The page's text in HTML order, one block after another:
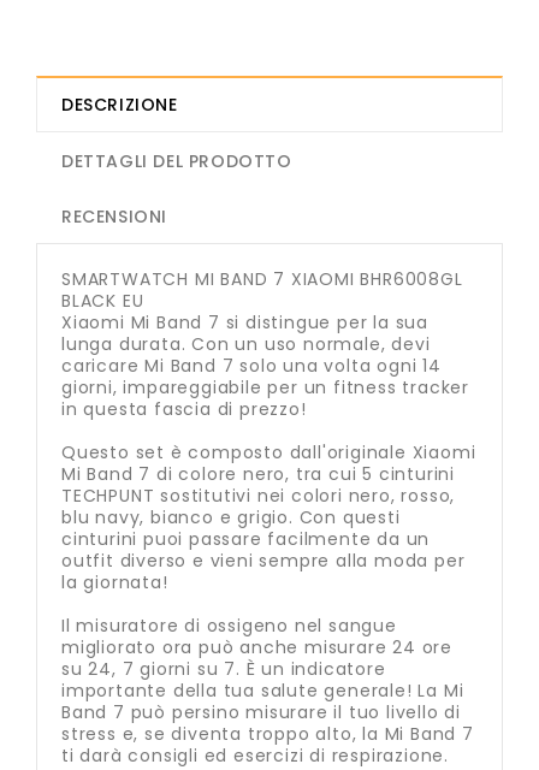
DESCRIZIONE
DETTAGLI DEL PRODOTTO
RECENSIONI
SMARTWATCH MI BAND 7 XIAOMI BHR6008GL
BLACK EU
Xiaomi Mi Band 7 si distingue per la sua
lunga durata. Con un uso normale, devi
caricare Mi Band 7 solo una volta ogni 14
giorni, impareggiabile per un fitness tracker
in questa fascia di prezzo!
Questo set è composto dall'originale Xiaomi
Mi Band 7 di colore nero, tra cui 5 cinturini
TECHPUNT sostitutivi nei colori nero, rosso,
blu navy, bianco e grigio. Con questi
cinturini puoi passare facilmente da un
outfit diverso e vieni sempre alla moda per
la giornata!
Il misuratore di ossigeno nel sangue
migliorato ora può anche misurare 24 ore
su 24, 7 giorni su 7. È un indicatore
importante della tua salute generale! La Mi
Band 7 può persino misurare il tuo livello di
stress e, se diventa troppo alto, la Mi Band 7
ti darà consigli ed esercizi di respirazione.